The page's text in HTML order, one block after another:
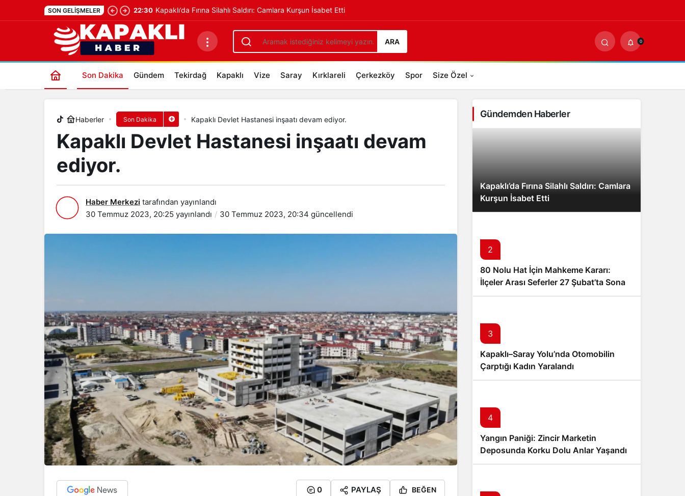
SON GELIŞMELER 22:30 Kapaklı’da Fırına Silahlı Saldırı: Camlara Kurşun İsabet Etti
ARA 0
Son Dakika Gündem Tekirdağ Kapaklı Vize Saray Kırklareli Çerkezköy Spor Size Özel
Haberler Son Dakika Kapaklı Devlet Hastanesi inşaatı devam ediyor.
Kapaklı Devlet Hastanesi inşaatı devam
ediyor.
Haber Merkezi tarafından yayınlandı
30 Temmuz 2023, 20:25 yayınlandı 30 Temmuz 2023, 20:34 güncellendi
0 PAYLAŞ BEĞEN
Kapaklı Devlet Hastanesi inşaatı devam ediyor.
Gündemden Haberler
Kapaklı’da Fırına Silahlı Saldırı: Camlara
Kurşun İsabet Etti
2
80 Nolu Hat İçin Mahkeme Kararı:
İlçeler Arası Seferler 27 Şubat’ta Sona
Eriyor
3
Kapaklı–Saray Yolu’nda Otomobilin
Çarptığı Kadın Yaralandı
4
Yangın Paniği: Zincir Marketin
Deposunda Korku Dolu Anlar Yaşandı